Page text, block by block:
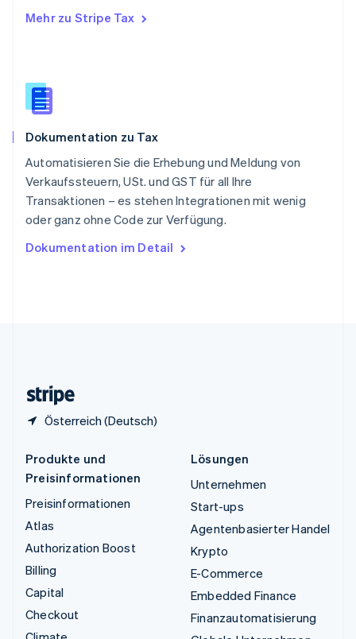
Mehr zu Stripe Tax
Dokumentation zu Tax
Automatisieren Sie die Erhebung und Meldung von
Verkaufssteuern, USt. und GST für all Ihre
Transaktionen – es stehen Integrationen mit wenig
oder ganz ohne Code zur Verfügung.
Dokumentation im Detail
Österreich (Deutsch)
Slowakei
Sonderverwaltungsregion Hongkong,
China
Spanien
EspañolEnglish
Thailand
Tschechische Republik
English
English
Produkte und
Preisinformationen
Preisinformationen
Atlas
Authorization Boost
Billing
Capital
Checkout
Lösungen
Unternehmen
Start-ups
Agentenbasierter Handel
Krypto
E-Commerce
Embedded Finance
Finanzautomatisierung